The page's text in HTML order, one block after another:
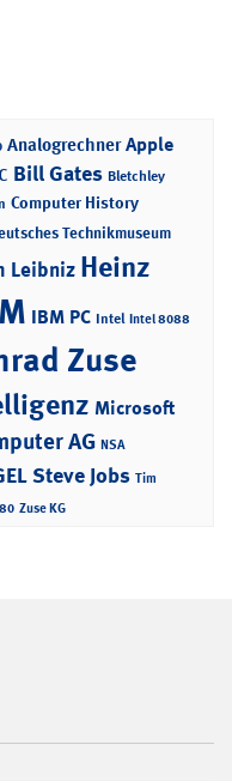
Analogrechner Apple
Bill Gates Bletchley
Computer History
Technikmuseum
Leibniz Heinz
IBM PC Intel Intel 8088
Zuse
Microsoft
AG NSA
Steve Jobs Tim
Zuse KG